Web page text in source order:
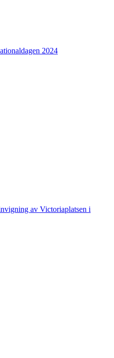
2024
av Victoriaplatsen i